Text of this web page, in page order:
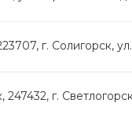
г. Солигорск,
247432, г.